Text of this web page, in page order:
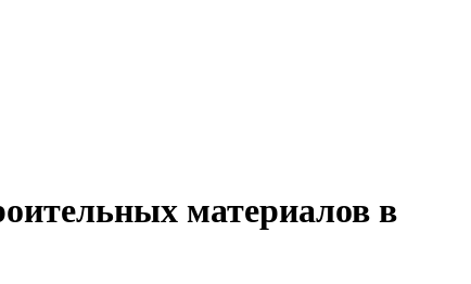
материалов в